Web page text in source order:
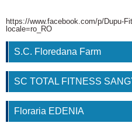
https://www.facebook.com/p/Dupu-
locale=ro_RO
S.C. Floredana Farm
SC TOTAL FITNESS
Floraria EDENIA